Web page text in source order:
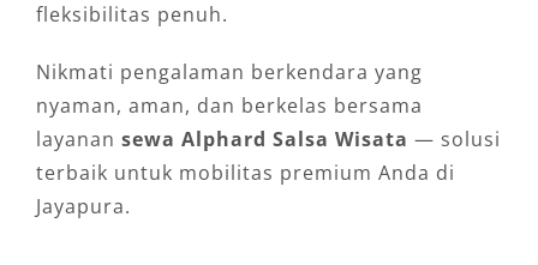
fleksibilitas penuh.
Nikmati pengalaman berkendara yang
nyaman, aman, dan berkelas bersama
layanan sewa Alphard Salsa Wisata — solusi
terbaik untuk mobilitas premium Anda di
Jayapura.